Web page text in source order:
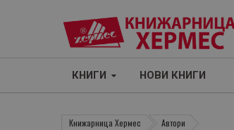
КНИГИ НОВИ КНИГИ
Книжарница Хермес Автори